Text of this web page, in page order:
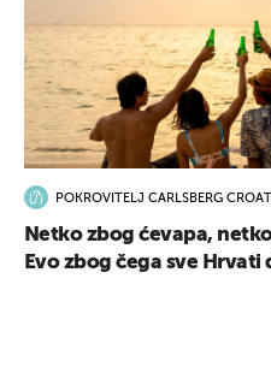
POKROVITELJ CARLSBERG
Netko zbog ćevapa,
Evo zbog čega sve